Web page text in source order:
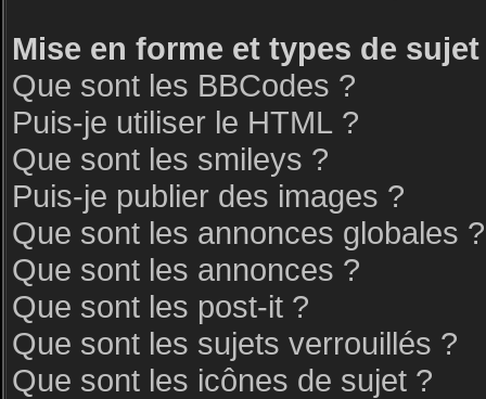
Mise en forme et types de sujet
Que sont les BBCodes ?
Puis-je utiliser le HTML ?
Que sont les smileys ?
Puis-je publier des images ?
Que sont les annonces globales ?
Que sont les annonces ?
Que sont les post-it ?
Que sont les sujets verrouillés ?
Que sont les icônes de sujet ?